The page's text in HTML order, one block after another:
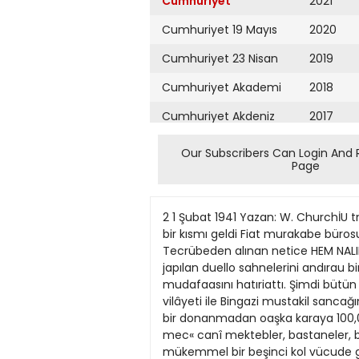
Cumhuriyet 19 Mayıs
Cumhuriyet 23 Nisan
Cumhuriyet Akademi
Cumhuriyet Akdeniz
Cumhuriyet Alışveriş
Cumhuriyet Ankara
Cumhuriyet Büyük
Taaruz
Cumhuriyet
Cumartesi
Cumhuriyet Çevre
2020
2019
2018
2017
2016
2015
2013
2012
2011
2010
2009
Our Subscribers Can Login And
Page
2 1 Şubat 1941 Yazan: W. ChurchİU tngiltere Başvekili Esnaf, akıl ve hayale Ingiltereye sipariş gelme^ik hileler edilen raylardan icad ediyor bir kısmı geldi Fiat murakabe bürosu, şehrin 150 ihtikâr vaL'ası ( Şehir ve Memleket Haberleri ) tespit edildi Tramvay malzemesi Tecrübeden alınan netice HEM NALINA MIHINAİ 1911 ve 1941 de Derne müdafaası ernenin tiyatrolarda aktörler arasında kurşun kıhclaıile japılan duello sahnelerini andırau birkaç çatçuttan sonra, İtaljan lar tarafmdan terk ve tahliyesi, bana, 30 jıl evvelki şanlı Derne mudafaasını hatıriattı. Şimdi bütün Libjayı mudafaa eden İtalyan ordusunun 300,000 kişi clmasına mukabil, o zaman, Trablusgarb vilâyeti ile Bingazi mustakil sancağım yalnız 3000 lürk ve nihayet bir o kadar da Siınusî mücahidi müdafaa ediyorda. Italyanlar ise koca bir donanmadan oaşka karaya 100,000 den fazla asker çıkarmışlardı. Osmanh idaresi uykuda olcîıığu için, Italyanlar, bu memlekette, mec« canî mektebler, bastaneler, bankalar, ticarethaneler açmışlar, bol bol para dağı. tarak bilhassa Trablusgarb şehrinde, jerlilerden mükemmel bir beşinci kol vücude getirmişlerdi. Bunlar, İtahun donanması, limanın önünde görünür görünınez, başlannda Trablusgarb beledije reisi Hasune Pasa olarak Türklere karşl harekete geçmisler; Türk memurlarına ve ailelerine hakaret ve taarruz etme&e başlanıışlardı. Sonra. İtalyanlardan gordükleri şiddet ve zulüm ile bu nankörler cezayi sezalannı buldular. O zaman bir çok hamiyetli ve ateşli gene zabitler, Trablusgarb ve Bingaziyi müdafaaya koşmuslardı. Bunlann ara sında Enver, Fethi ve Mustafa Kemal Beyler vardL Müdafaanuzın en canlı olduğu yer, Bingazi tarafı ve hassaten Derne idi. İlkönce Tobrukta İtalyanlan mağlub eden Mustafa Kemal Bey sonra Derneye gelmişti. Ebedî Şef Atatürkün sonradan yazdığı .Zabit ve kumandanla hasbıhal. adlı küçücük, fakat askeri edebiyat bakımından kiyroetli risaiede, Derne müdafaasına iştirak eden bir avuc Türk zabitinin isimlerini görüyoruz: Hacı Emin, Ali (Ali Çetinkaya), Mürataz, Ismail Hakkı, Halim, Şevket, Nureddin, Rüsulıi. Fehmi, Ahmed Hamdi, Hüseyin, Saffet, Reşid, Eşref, Fuad ve arkadaşlan. Atatürk, gene o küçük kitabda, tbizim Sirenaik'te kumanda ettiğimiz kuvvetlerin eczasında, kuvvei maneviye, fikri taarruz ve inisiatlf evsafı mevcud» dur, dedikten lonra, su cümleyi ilâve ediyor: •Fakat, bu noktada, bütün vuzw hüe canlandırılmak lâzım gelen bir hakikati mahza vardır, ki o da, sıcak. kanlı Afrika evlâdlannda o saydu ğımız evsafı cengâveranenin fiü ha. linde tecelliyatı, bir takım ateşin